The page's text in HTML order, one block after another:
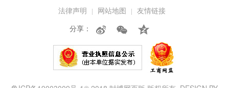
法律声明 网站地图
友情链接
分享：